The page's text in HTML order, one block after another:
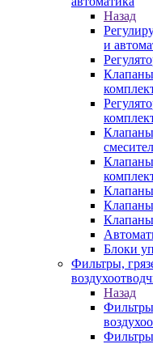
Назад
и
Клапаны
Блоки
Фильтры,
Назад
Фильтры